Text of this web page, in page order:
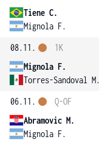
Tiene C.
Mignola F.
08.11.
Mignola F.
Torres-Sandoval M.
1K
06.11.
Abramovic M.
Mignola F.
Q-OF